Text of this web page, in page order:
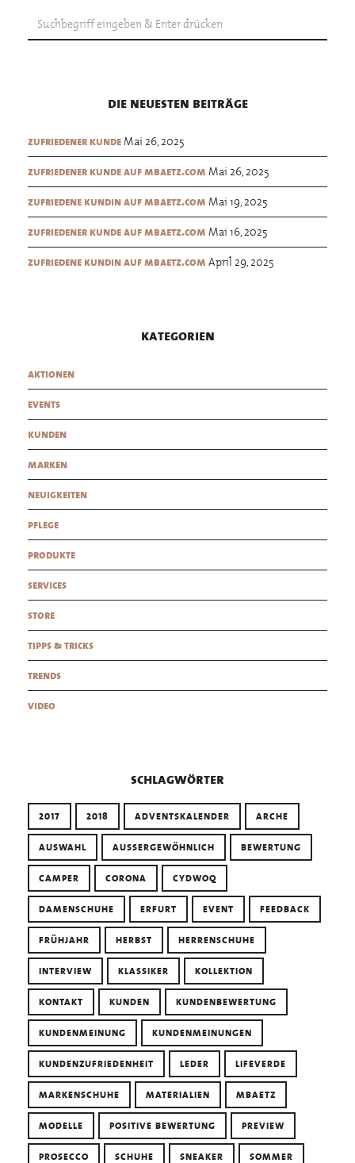
die neuesten beiträge
zufriedener kunde Mai 26, 2025
zufriedener kunde auf mbaetz.com Mai 26, 2025
zufriedene kundin auf mbaetz.com Mai 19, 2025
zufriedener kunde auf mbaetz.com Mai 16, 2025
zufriedene kundin auf mbaetz.com April 29, 2025
kategorien
aktionen
events
kunden
marken
neuigkeiten
pflege
produkte
services
store
tipps & tricks
trends
video
schlagwörter
2017 2018 ADVENTSKALENDER ARCHE
AUSWAHL AUSSERGEWÖHNLICH BEWERTUNG
CAMPER CORONA CYDWOQ
DAMENSCHUHE ERFURT EVENT FEEDBACK
FRÜHJAHR HERBST HERRENSCHUHE
INTERVIEW KLASSIKER KOLLEKTION
KONTAKT KUNDEN KUNDENBEWERTUNG
KUNDENMEINUNG KUNDENMEINUNGEN
KUNDENZUFRIEDENHEIT LEDER LIFEVERDE
MARKENSCHUHE MATERIALIEN MBAETZ
MODELLE POSITIVE BEWERTUNG PREVIEW
PROSECCO SCHUHE SNEAKER SOMMER